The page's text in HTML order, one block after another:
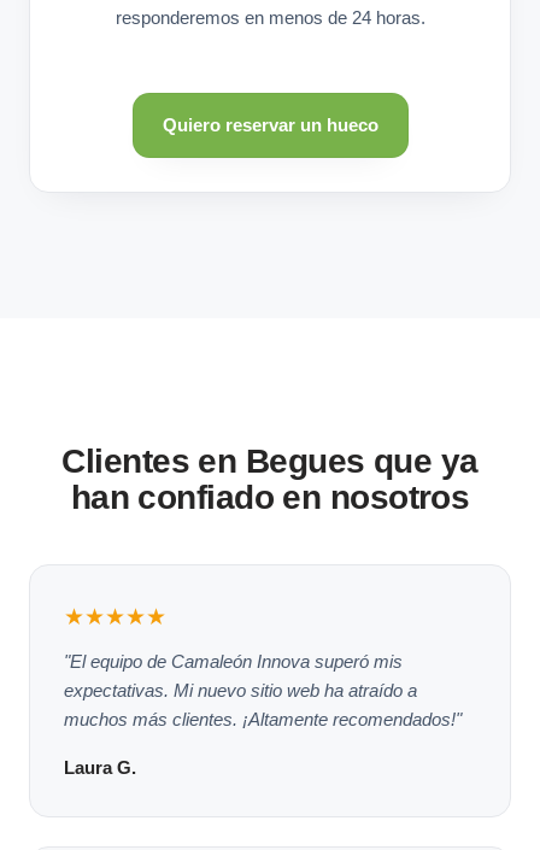
responderemos en menos de 24 horas.
Quiero reservar un hueco
Clientes en Begues que ya
han confiado en nosotros
★★★★★
"El equipo de Camaleón Innova superó mis
expectativas. Mi nuevo sitio web ha atraído a
muchos más clientes. ¡Altamente recomendados!"
Laura G.